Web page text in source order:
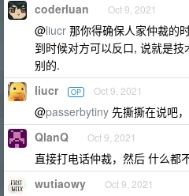
coderluan Oct 9, 2021
@liucr 那你得确保人家仲裁的
到时候对方可以反口, 说就是
别的.
liucr OP Oct 9, 2021
@passerbytiny 先撕撕在说吧
QlanQ Oct 9, 2021
直接打电话仲裁，然后 什么都
wutiaowy Oct 9, 2021